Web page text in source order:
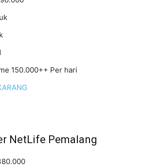
150.000++ Per hari
NetLife Pemalang